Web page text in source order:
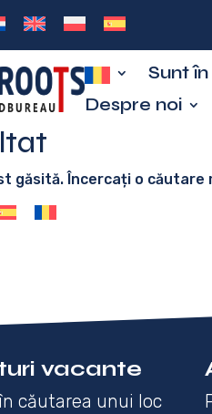
Sunt
Despre noi
găsită. Încercați o
vacante
căutarea unui loc